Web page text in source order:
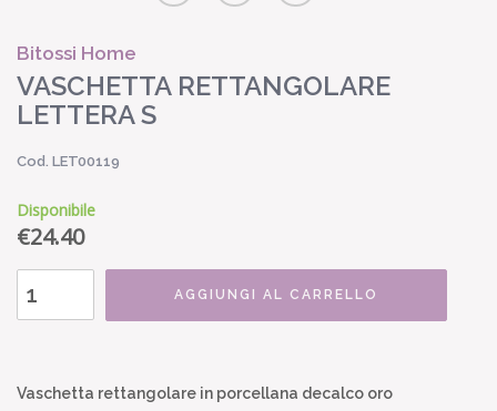
Bitossi Home
VASCHETTA RETTANGOLARE
LETTERA S
Cod. LET00119
Disponibile
€24.40
AGGIUNGI AL CARRELLO
Vaschetta rettangolare in porcellana decalco oro